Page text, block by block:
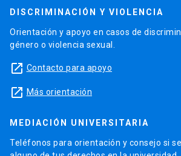
DISCRIMINACIÓN Y VIOLENCIA
Orientación y apoyo en casos de
género o violencia sexual.
launch Contacto para apoyo
launch Más orientación
MEDIACIÓN UNIVERSITARIA
Teléfonos para orientación y consejo si